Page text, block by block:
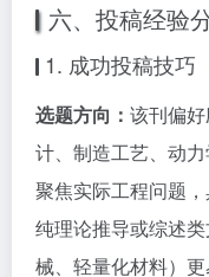
六、投稿经验
1. 成功投稿技巧
选题方向： 该刊偏
计、制造工艺、动
聚焦实际工程问题
纯理论推导或综述
械、轻量化材料）更